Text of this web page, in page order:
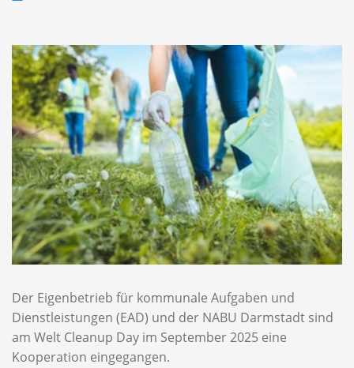
Der Eigenbetrieb für kommunale Aufgaben und
Dienstleistungen (EAD) und der NABU Darmstadt sind
am Welt Cleanup Day im September 2025 eine
Kooperation eingegangen.